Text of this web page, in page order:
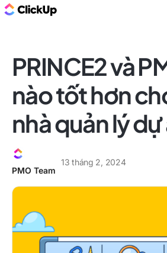
PRINCE2 và
nào tốt hơn
nhà quản lý dự
PMO Team
13 tháng 2, 2024